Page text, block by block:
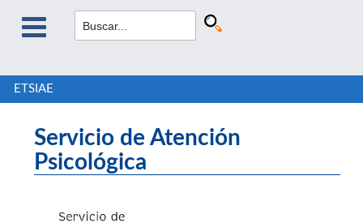
ETSIAE
Servicio de Atención
Psicológica